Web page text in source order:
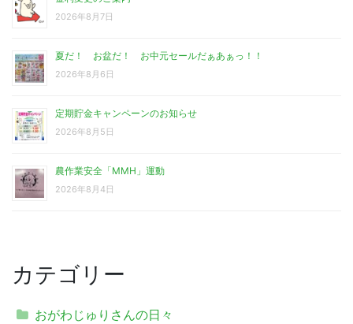
2026年8月7日
夏だ！ お盆だ！ お中元セールだぁあぁっ！！
2026年8月6日
定期貯金キャンペーンのお知らせ
2026年8月5日
農作業安全「MMH」運動
2026年8月4日
カテゴリー
おがわじゅりさんの日々